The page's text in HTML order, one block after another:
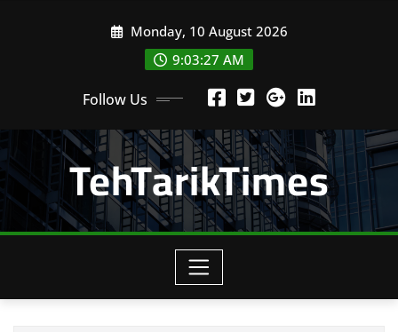
Monday, 10 August 2026
9:03:29 AM
Follow Us
TehTarikTimes